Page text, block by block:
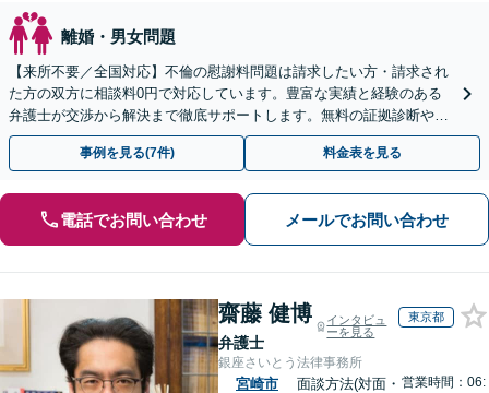
離婚・男女問題
【来所不要／全国対応】不倫の慰謝料問題は請求したい方・請求され
た方の双方に相談料0円で対応しています。豊富な実績と経験のある
弁護士が交渉から解決まで徹底サポートします。無料の証拠診断や着
手金の返還保証もありますので安心してご相談ください。
事例を見る(7件) 料金表を見る
電話でお問い合わせ メールでお問い合わせ
齋藤 健博
弁護士
インタビュ
ーを見る
東京都
銀座さいとう法律事務所
宮崎市
面談方法(対面・ 営業時間：06: